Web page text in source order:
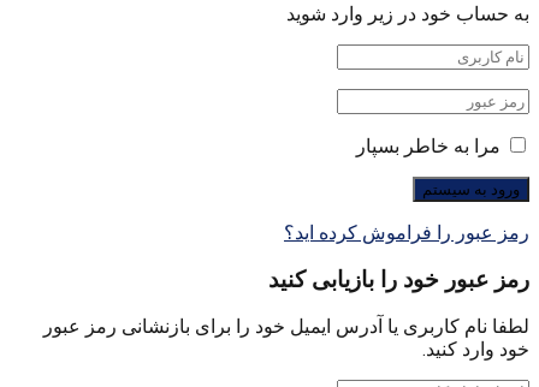
به حساب خود در زیر وارد شوید
مرا به خاطر بسپار
رمز عبور را فراموش کرده اید؟
رمز عبور خود را بازیابی کنید
لطفا نام کاربری یا آدرس ایمیل خود را برای بازنشانی رمز عبور
خود وارد کنید.